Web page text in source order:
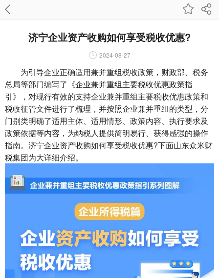
济宁企业资产收购如何享受税收优惠?
2024-08-27
为引导企业正确适用兼并重组税收政策，财政部、税务
总局等部门编写了《企业兼并重组主要税收优惠政策指
引》，对现行有效的支持企业兼并重组主要税收优惠政策和
税收征管文件进行了梳理，并按照企业兼并重组的类型，分
门别类明确了适用主体、适用情形、政策内容、执行要求及
政策依据等内容，为纳税人提供简明易行、获得感强的操作
指南。济宁企业资产收购如何享受税收优惠?下面山东众米财
税集团为大详细介绍。